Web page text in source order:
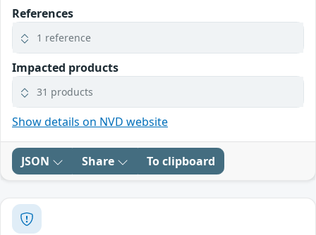
References
1 reference
Impacted products
31 products
Show details on NVD website
JSON Share To clipboard